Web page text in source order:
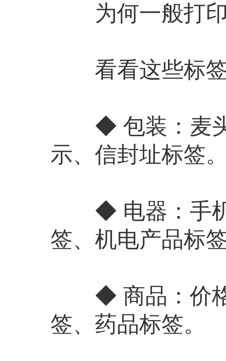
为何一般打印
看看这些标签
◆ 包装：麦头
示、信封址标签
◆ 电器：手机
签、机电产品标
◆ 商品：价格
签、药品标签。